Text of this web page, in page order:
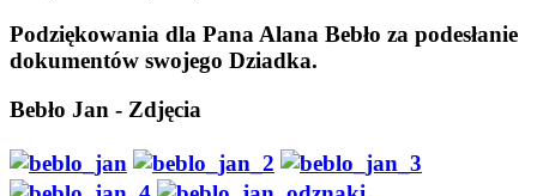
Podziękowania dla Pana Alana Bebło za podesłanie
dokumentów swojego Dziadka.
Bebło Jan - Zdjęcia